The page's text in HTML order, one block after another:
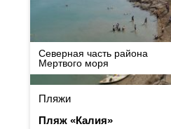
Северная часть района
Мертвого моря
Пляжи
Пляж «Калия»